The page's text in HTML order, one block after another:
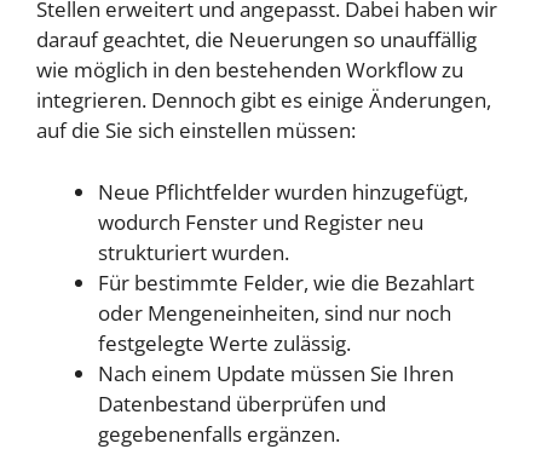
Stellen erweitert und angepasst. Dabei haben wir
darauf geachtet, die Neuerungen so unauffällig
wie möglich in den bestehenden Workflow zu
integrieren. Dennoch gibt es einige Änderungen,
auf die Sie sich einstellen müssen:
Neue Pflichtfelder wurden hinzugefügt,
wodurch Fenster und Register neu
strukturiert wurden.
Für bestimmte Felder, wie die Bezahlart
oder Mengeneinheiten, sind nur noch
festgelegte Werte zulässig.
Nach einem Update müssen Sie Ihren
Datenbestand überprüfen und
gegebenenfalls ergänzen.